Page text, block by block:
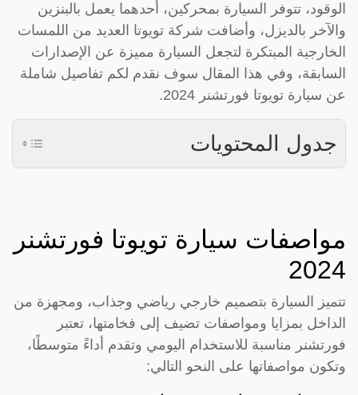
الوقود، تتوفر السيارة بمحركين، أحدهما يعمل بالبنزين
والآخر بالديزل، وأضافت شركة تويوتا العديد من اللمسات
الخارجية المبتكرة لتجعل السيارة مميزة عن الإصدارات
السابقة، وفي هذا المقال سوف نقدم لكم تفاصيل شاملة
عن سيارة تويوتا فورتشنر 2024.
جدول المحتويات
مواصفات سيارة تويوتا فورتشنر
2024
تتميز السيارة بتصميم خارجي رياضي وجذاب، ومجهزة من
الداخل بمزايا ومواصفات تضيف إلى فخامتها، تعتبر
فورتشنر مناسبة للاستخدام اليومي وتقدم أداءً متوسطًا،
وتكون مواصفاتها على النحو التالي: